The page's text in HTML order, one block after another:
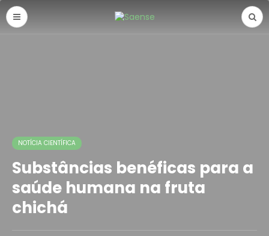
NOTÍCIA CIENTÍFICA
Substâncias benéficas para a
saúde humana na fruta
chichá